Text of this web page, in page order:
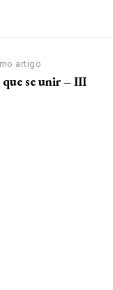
artigo
que se unir – III